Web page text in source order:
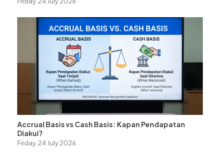
Accrual Basis vs Cash Basis: Kapan Pendapatan
Diakui?
Friday, 24 July 2026